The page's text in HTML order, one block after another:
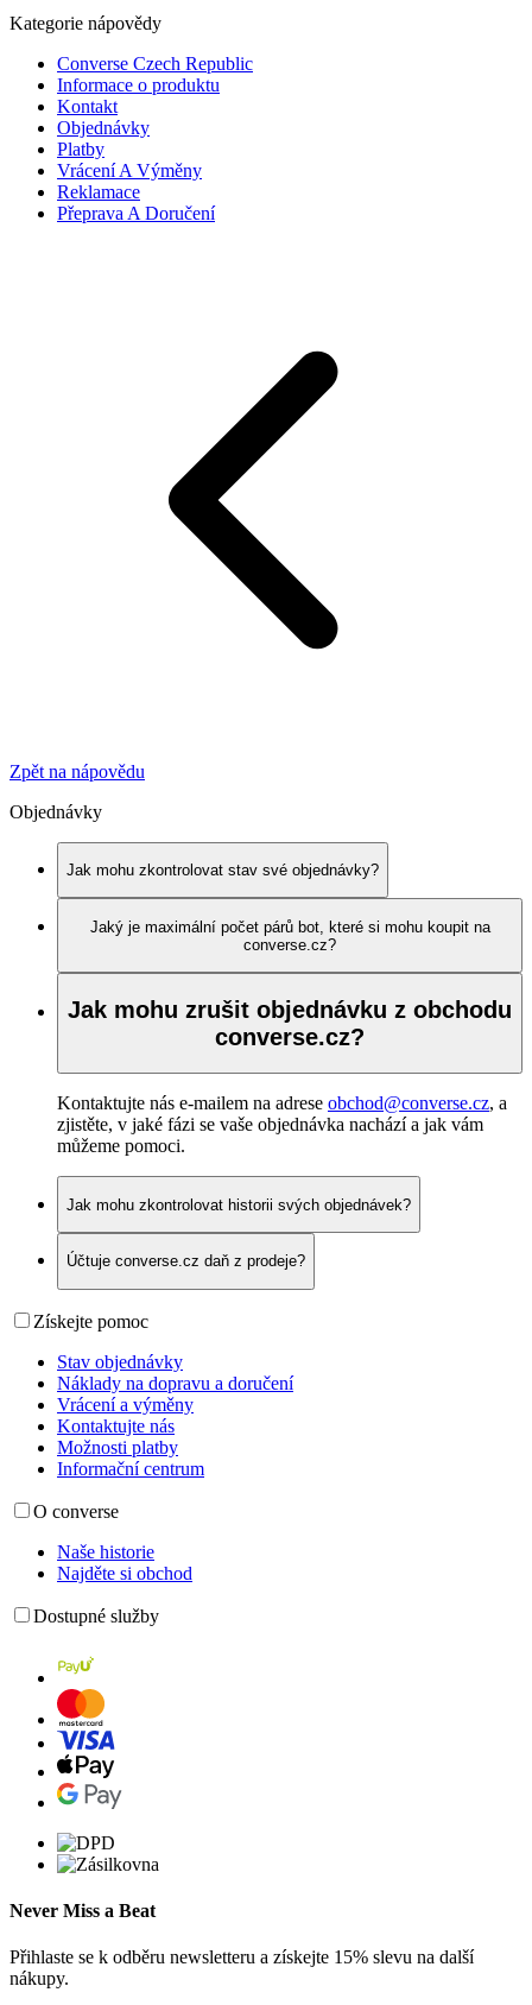
Kategorie nápovědy
Converse Czech Republic
Informace o produktu
Kontakt
Objednávky
Platby
Vrácení A Výměny
Reklamace
Přeprava A Doručení
Zpět na nápovědu
Objednávky
Jak mohu zkontrolovat stav své objednávky?
Jaký je maximální počet párů bot, které si mohu koupit na
converse.cz?
Jak mohu zrušit objednávku z obchodu
converse.cz?
Kontaktujte nás e-mailem na adrese obchod@converse.cz, a
zjistěte, v jaké fázi se vaše objednávka nachází a jak vám
můžeme pomoci.
Jak mohu zkontrolovat historii svých objednávek?
Účtuje converse.cz daň z prodeje?
Získejte pomoc
Stav objednávky
Náklady na dopravu a doručení
Vrácení a výměny
Kontaktujte nás
Možnosti platby
Informační centrum
O converse
Naše historie
Najděte si obchod
Dostupné služby
Never Miss a Beat
Přihlaste se k odběru newsletteru a získejte 15% slevu na další
nákupy.